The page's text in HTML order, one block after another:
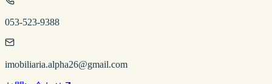
053-523-9388
imobiliaria.alpha26@gmail.com